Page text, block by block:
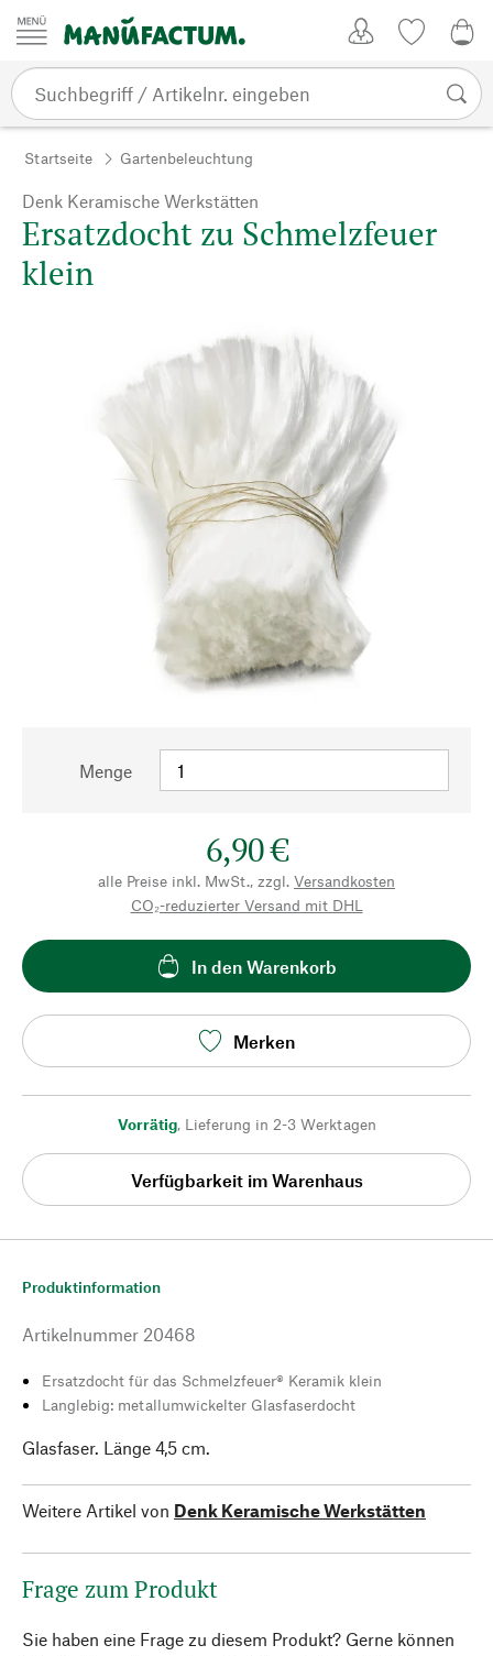
Zum Inhalt springen
Startseite Gartenbeleuchtung
Denk Keramische Werkstätten
Ersatzdocht zu Schmelzfeuer
klein
Menge
6,90 €
alle Preise inkl. MwSt., zzgl. Versandkosten
CO₂-reduzierter Versand mit DHL
In den Warenkorb
Merken
Vorrätig, Lieferung in 2-3 Werktagen
Verfügbarkeit im Warenhaus
Produktinformation
Artikelnummer 20468
Ersatzdocht für das Schmelzfeuer® Keramik klein
Langlebig: metallumwickelter Glasfaserdocht
Glasfaser. Länge 4,5 cm.
Weitere Artikel von Denk Keramische Werkstätten
Frage zum Produkt
Sie haben eine Frage zu diesem Produkt? Gerne können